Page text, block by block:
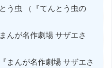
う虫 （『てんとう虫の
んが名作劇場 サザエさ
まんが名作劇場 サザエさ